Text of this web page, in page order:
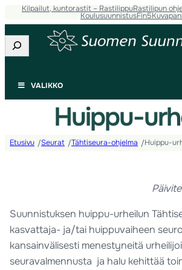
Kilpailut, kuntorastit – RastilippuRastilipun
KoulusuunnistusFin5
Etsi
VALIKKO
Huippu-
Etusivu /Seurat /Tähtiseura-ohjelma /Huippu-
Suunnistuksen huippu-urheilun
kasvattaja- ja/tai huippuvaiheen
kansainvälisesti menestyneitä
seuravalmennusta ja halu kehittää